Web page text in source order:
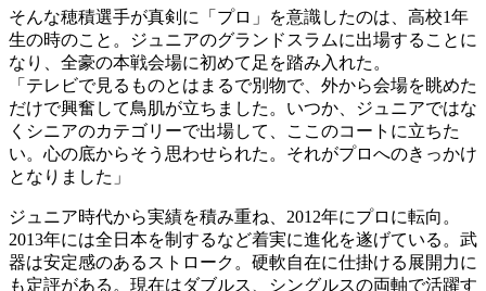
そんな穂積選手が真剣に「プロ」を意識したのは、高校1年
生の時のこと。ジュニアのグランドスラムに出場することに
なり、全豪の本戦会場に初めて足を踏み入れた。
「テレビで見るものとはまるで別物で、外から会場を眺めた
だけで興奮して鳥肌が立ちました。いつか、ジュニアではな
くシニアのカテゴリーで出場して、ここのコートに立ちた
い。心の底からそう思わせられた。それがプロへのきっかけ
となりました」
ジュニア時代から実績を積み重ね、2012年にプロに転向。
2013年には全日本を制するなど着実に進化を遂げている。武
器は安定感のあるストローク。硬軟自在に仕掛ける展開力に
も定評がある。現在はダブルス、シングルスの両軸で活躍す